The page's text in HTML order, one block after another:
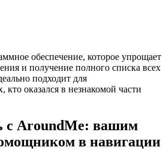
обеспечение, которое упрощает
и получение полного списка всех
подходит для
кто оказался в незнакомой части
с AroundMe: вашим
в навигации